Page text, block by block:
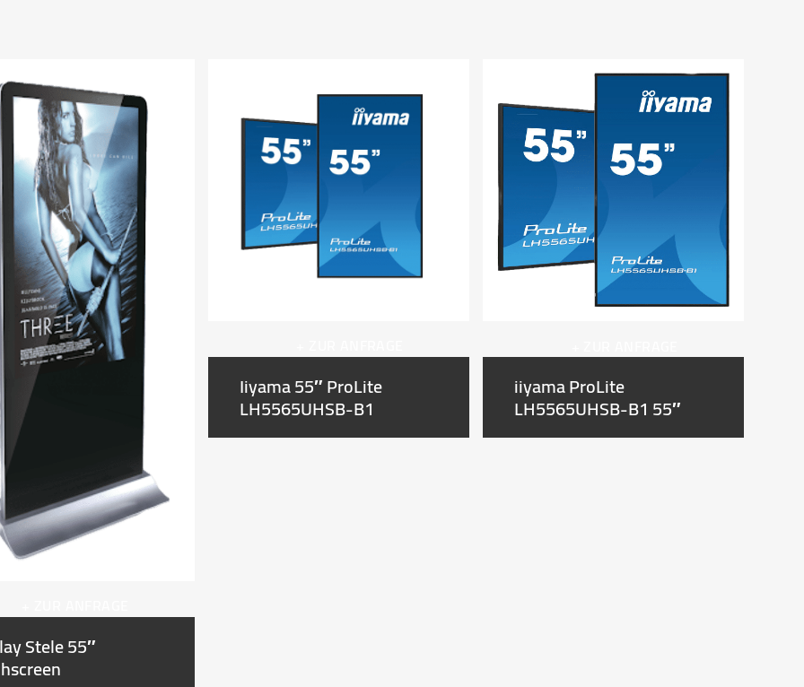
Stele 55″
Iiyama 55″ ProLite
LH5565UHSB-B1
iiyama ProLite
LH5565UHSB-B1 55″